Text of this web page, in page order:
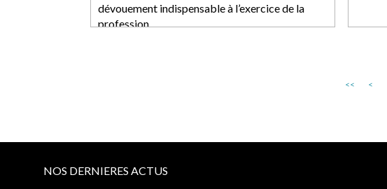
dévouement indispensable à l’exercice de la
profession
<< <
NOS DERNIERES ACTUS